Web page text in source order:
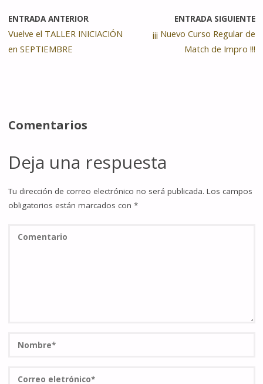
ENTRADA ANTERIOR
Vuelve el TALLER INICIACIÓN
en SEPTIEMBRE
ENTRADA SIGUIENTE
¡¡¡ Nuevo Curso Regular de
Match de Impro !!!
Comentarios
Deja una respuesta
Tu dirección de correo electrónico no será publicada. Los campos
obligatorios están marcados con *